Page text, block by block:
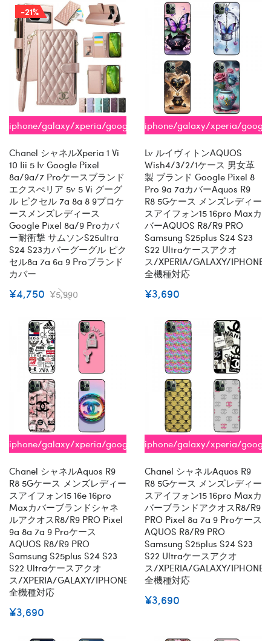
-21%
iphone/galaxy/xperia/google
Chanel シャネルxperia 1 Vi
10 Iii 5 Iv Google Pixel
8a/9a/7 Proケースブランド
エクスぺリア 5v 5 Vi グーグ
ル ピクセル 7a 8a 8 9プロケ
ースメンズレディース
Google Pixel 8a/9 Proカバ
ー耐衝撃 サムソンs25ultra
S24 S23カバーグーグル ピク
セル8a 7a 6a 9 Proブランド
カバー
¥4,750 ¥5,990
iphone/galaxy/xperia/
Lv ルイヴィトンAQUOS
Wish4/3/2/1ケース 男女革
製 ブランド Google Pixel 8
Pro 9a 7aカバーaquos R9
R8 5Gケース メンズレディー
スアイフォン15 16pro Maxカ
バーAQUOS R8/R9 PRO
Samsung S25plus S24 S23
S22 Ultraケースアクオ
ス/XPERIA/GALAXY/IPHONE
全機種対応
¥3,690
iphone/galaxy/xperia/google/aquos
Chanel シャネルaquos R9
R8 5Gケース メンズレディー
スアイフォン15 16e 16pro
Maxカバーブランドシャネ
ルアクオスR8/R9 PRO Pixel
9a 8a 7a 9 Proケース
AQUOS R8/R9 PRO
Samsung S25plus S24 S23
S22 Ultraケースアクオ
ス/XPERIA/GALAXY/IPHONE
全機種対応
¥3,690
iphone/galaxy/xperia/
Chanel シャネルaquos R9
R8 5Gケース メンズレディー
スアイフォン15 16pro Maxカ
バーブランドアクオスR8/R9
PRO Pixel 8a 7a 9 Proケース
AQUOS R8/R9 PRO
Samsung S25plus S24 S23
S22 Ultraケースアクオ
ス/XPERIA/GALAXY/IPHONE
全機種対応
¥3,690